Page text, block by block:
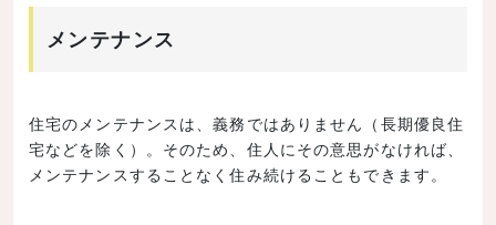
メンテナンス
住宅のメンテナンスは、義務ではありません（長期優良住
宅などを除く）。そのため、住人にその意思がなければ、
メンテナンスすることなく住み続けることもできます。